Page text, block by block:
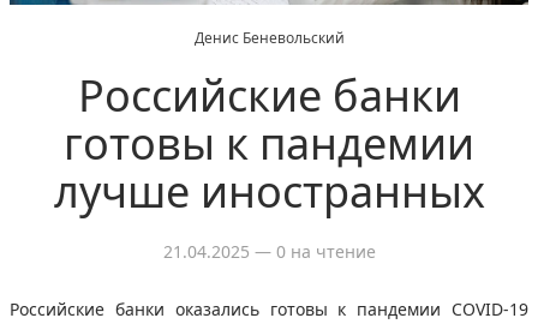
Денис Беневольский
Российские банки
готовы к пандемии
лучше иностранных
21.04.2025 — 0 на чтение
Российские банки оказались готовы к пандемии COVID-19